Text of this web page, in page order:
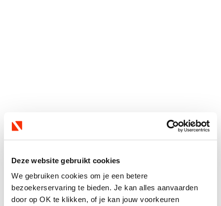
Deze website gebruikt cookies
We gebruiken cookies om je een betere
bezoekerservaring te bieden. Je kan alles aanvaarden
door op OK te klikken, of je kan jouw voorkeuren